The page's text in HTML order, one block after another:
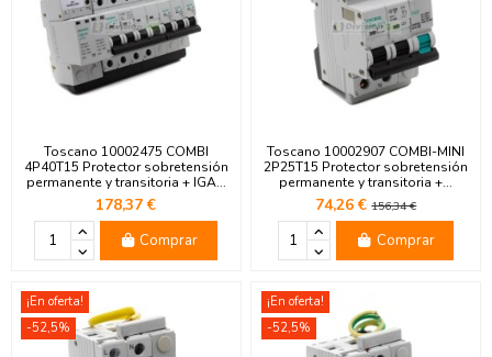
Toscano 10002475 COMBI
4P40T15 Protector sobretensión
permanente y transitoria + IGA...
178,37 €
Comprar
Toscano 10002907 COMBI-MINI
2P25T15 Protector sobretensión
permanente y transitoria +...
74,26 €156,34 €
Comprar
¡En oferta!
-52,5%
¡En oferta!
-52,5%